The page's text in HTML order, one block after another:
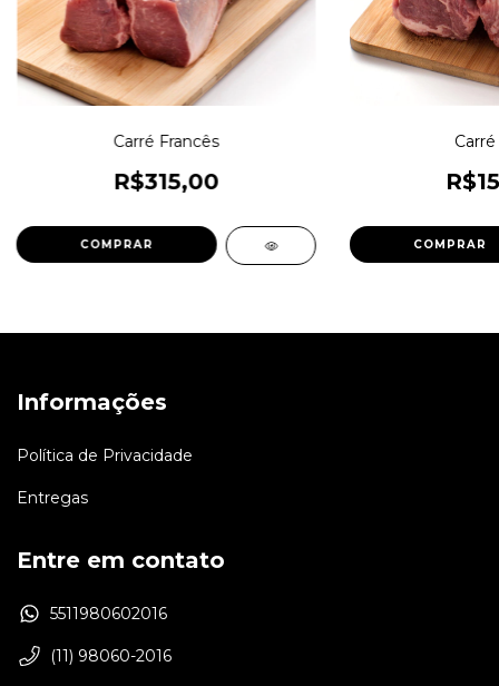
Carré Francês
R$315,00
Informações
Política de Privacidade
Entregas
Entre em contato
5511980602016
(11) 98060-2016